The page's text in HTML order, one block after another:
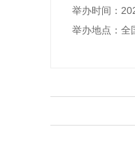
举办时间：
举办地点：全